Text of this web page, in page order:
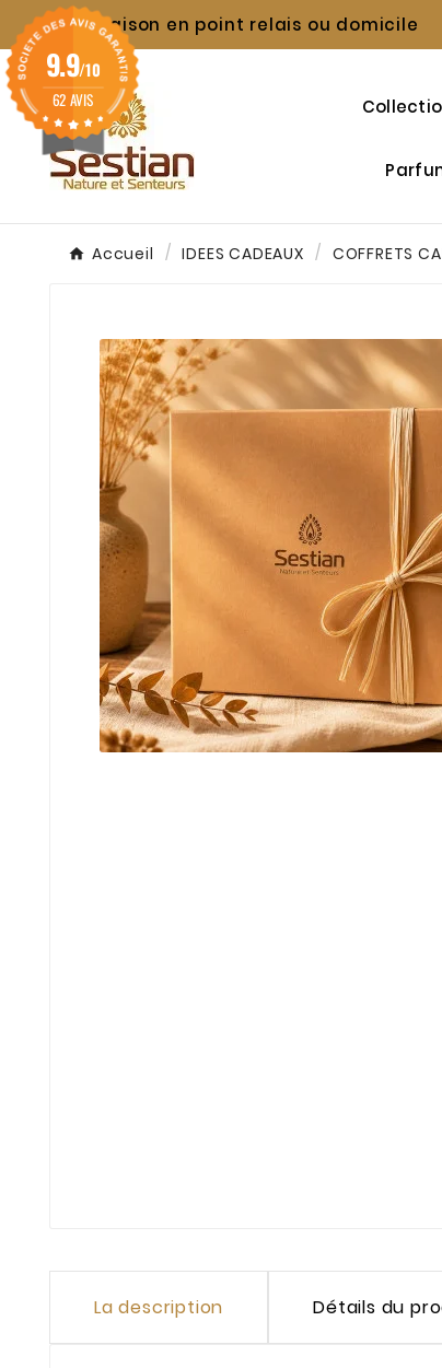
 Livraison en point relais ou domicile
Accueil IDEES CADEAUX COFFRETS
La description Détails du
9.9/10
62 AVIS